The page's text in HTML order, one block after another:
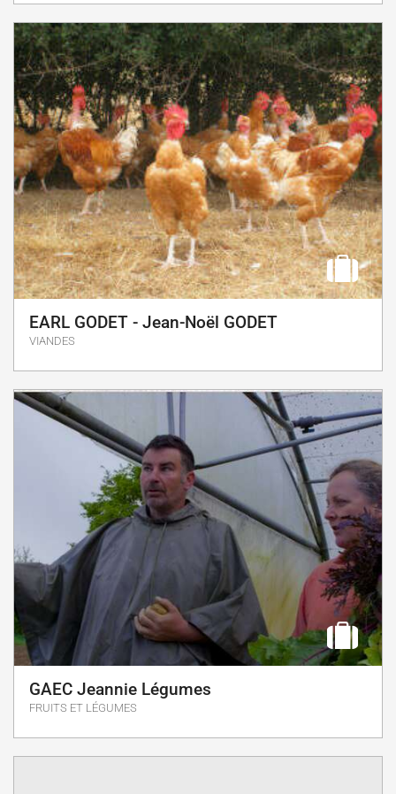
EARL GODET - Jean-Noël GODET
VIANDES
GAEC Jeannie Légumes
FRUITS ET LÉGUMES